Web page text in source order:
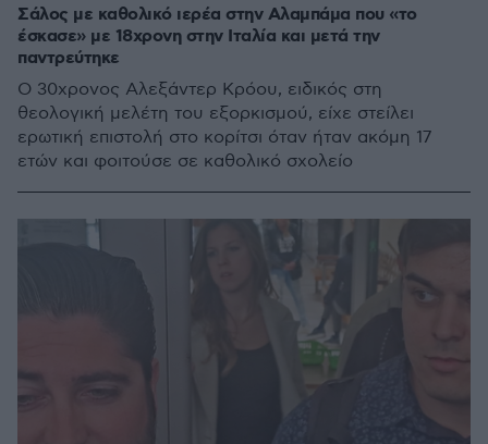
Σάλος με καθολικό ιερέα στην Αλαμπάμα που «το
έσκασε» με 18χρονη στην Ιταλία και μετά την
παντρεύτηκε
Ο 30χρονος Αλεξάντερ Κρόου, ειδικός στη
θεολογική μελέτη του εξορκισμού, είχε στείλει
ερωτική επιστολή στο κορίτσι όταν ήταν ακόμη 17
ετών και φοιτούσε σε καθολικό σχολείο